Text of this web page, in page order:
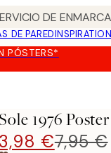
DE
DE PARED
PÓSTERS*
Sole 1976 Poster
3,98 €7,95 €